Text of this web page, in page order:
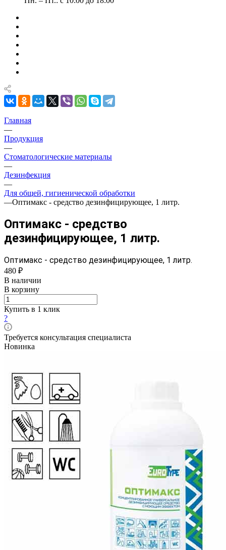
Главная
—
Продукция
—
Стоматологические материалы
—
Дезинфекция
—
Для общей, гигиенической обработки
—Оптимакс - средство дезинфицирующее, 1 литр.
Оптимакс - средство
дезинфицирующее, 1 литр.
Оптимакс - средство дезинфицирующее, 1 литр.
480 ₽
В наличии
В корзину
Купить в 1 клик
?
Требуется консультация специалиста
Новинка